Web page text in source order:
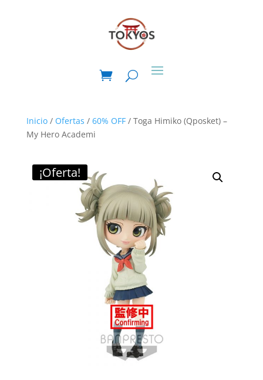
Inicio/ Ofertas / 60% OFF/ Toga Himiko (Qposket) –
My Hero Academi
¡Oferta!